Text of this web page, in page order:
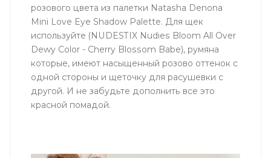
розового цвета из палетки Natasha Denona
Mini Love Eye Shadow Palette. Для щек
используйте (NUDESTIX Nudies Bloom All Over
Dewy Color - Cherry Blossom Babe), румяна
которые, имеют насыщенный розово оттенок с
одной стороны и щеточку для расушевки с
другой. И не забудьте дополнить все это
красной помадой.